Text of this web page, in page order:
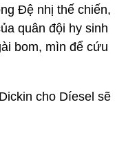
Đệ nhị thế chiến,
quân đội hy sinh
bom, mìn để cứu
cho Díesel sẽ